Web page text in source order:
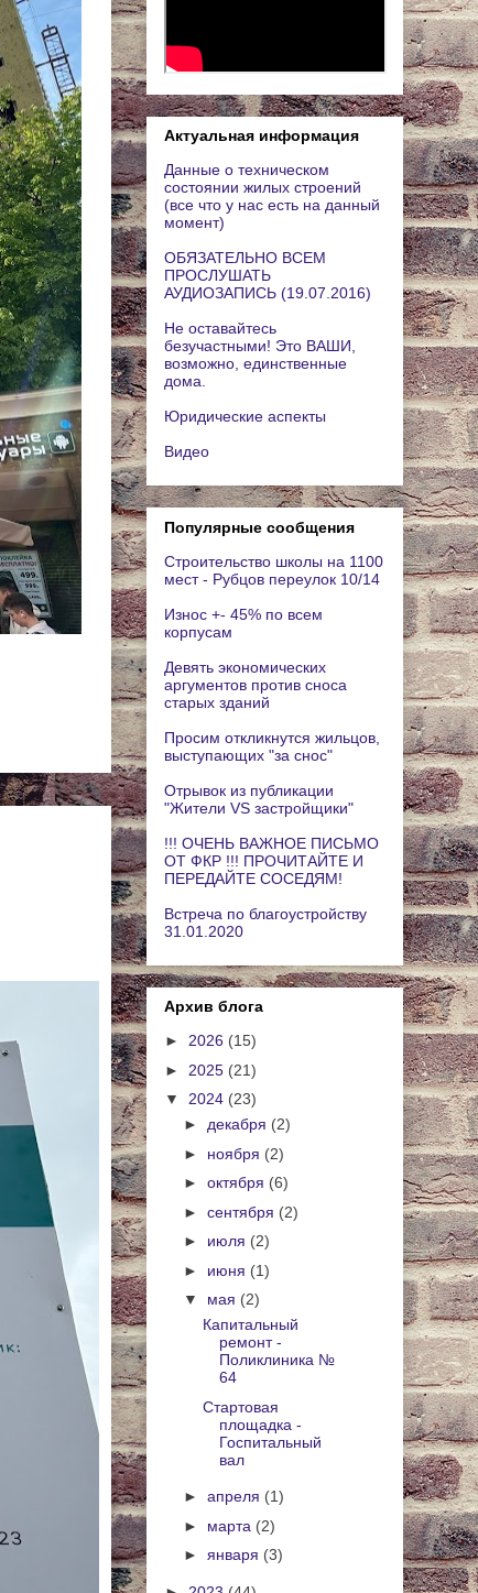
Актуальная информация
Данные о техническом
состоянии жилых строений
(все что у нас есть на данный
момент)
ОБЯЗАТЕЛЬНО ВСЕМ
ПРОСЛУШАТЬ
АУДИОЗАПИСЬ (19.07.2016)
Не оставайтесь
безучастными! Это ВАШИ,
возможно, единственные
дома.
Юридические аспекты
Видео
Популярные сообщения
Строительство школы на 1100
мест - Рубцов переулок 10/14
Износ +- 45% по всем
корпусам
Девять экономических
аргументов против сноса
старых зданий
Просим откликнутся жильцов,
выступающих "за снос"
Отрывок из публикации
"Жители VS застройщики"
!!! ОЧЕНЬ ВАЖНОЕ ПИСЬМО
ОТ ФКР !!! ПРОЧИТАЙТЕ И
ПЕРЕДАЙТЕ СОСЕДЯМ!
Встреча по благоустройству
31.01.2020
Архив блога
► 2026 (15)
► 2025 (21)
▼ 2024 (23)
► декабря (2)
► ноября (2)
► октября (6)
► сентября (2)
► июля (2)
► июня (1)
▼ мая (2)
Капитальный
ремонт -
Поликлиника №
64
Стартовая
площадка -
Госпитальный
вал
► апреля (1)
► марта (2)
► января (3)